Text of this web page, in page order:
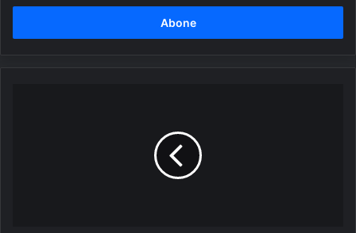
adresinizi